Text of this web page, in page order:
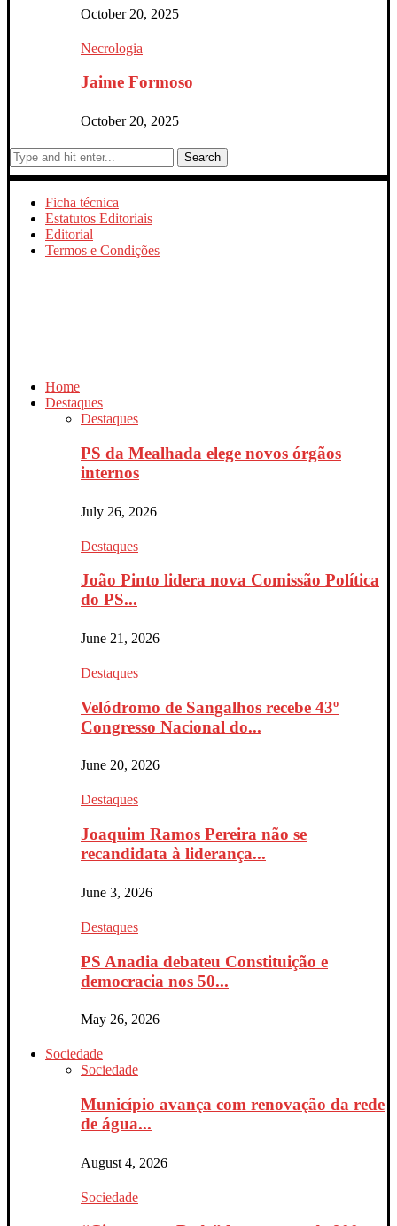
October 20, 2025
Necrologia
Jaime Formoso
October 20, 2025
Search
Ficha técnica
Estatutos Editoriais
Editorial
Termos e Condições
Home
Destaques
Destaques
PS da Mealhada elege novos órgãos
internos
July 26, 2026
Destaques
João Pinto lidera nova Comissão Política
do PS...
June 21, 2026
Destaques
Velódromo de Sangalhos recebe 43º
Congresso Nacional do...
June 20, 2026
Destaques
Joaquim Ramos Pereira não se
recandidata à liderança...
June 3, 2026
Destaques
PS Anadia debateu Constituição e
democracia nos 50...
May 26, 2026
Sociedade
Sociedade
Município avança com renovação da rede
de água...
August 4, 2026
Sociedade